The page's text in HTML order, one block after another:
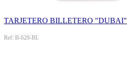
TARJETERO BILLETERO "DUBAI"
Ref: B-629-BL